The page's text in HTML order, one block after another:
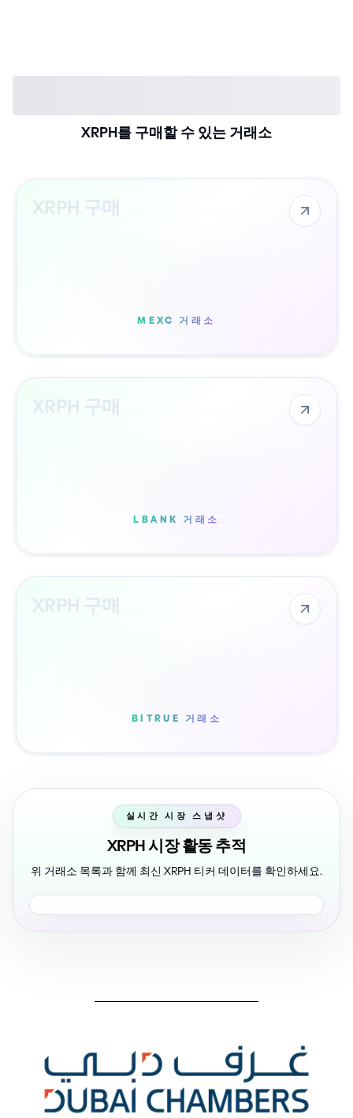
XRPH를 구매할 수 있는 거래소
XRPH 구매
MEXC 거래소
XRPH 구매
LBANK 거래소
XRPH 구매
BITRUE 거래소
실시간 시장 스냅샷
XRPH 시장 활동 추적
위 거래소 목록과 함께 최신 XRPH 티커 데이터를 확인하세요.